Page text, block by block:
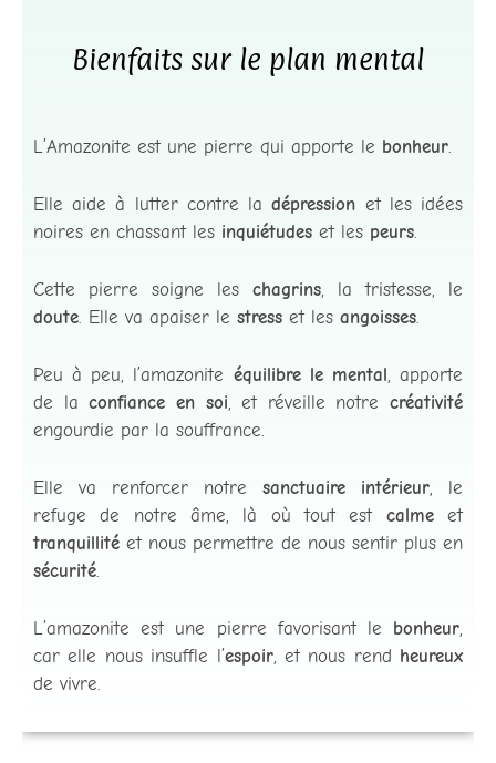
Bienfaits sur le plan mental
L’Amazonite est une pierre qui apporte le bonheur.
Elle aide à lutter contre ladépression et les idées
noires en chassant les inquiétudes et les peurs.
Cette pierre soigne les chagrins, la tristesse, le
doute. Elle va apaiser le stress et les angoisses.
Peu à peu, l’amazonite équilibre le mental, apporte
de laconfiance en soi, et réveille notre créativité
engourdie par la souffrance.
Elle va renforcer notre sanctuaire intérieur, le
refuge de notre âme, là où tout est calmeet
tranquillité et nous permettre de nous sentir plus en
sécurité.
L’amazonite est une pierre favorisant le bonheur,
car elle nous insuffle l’espoir, et nous rend heureux
de vivre.